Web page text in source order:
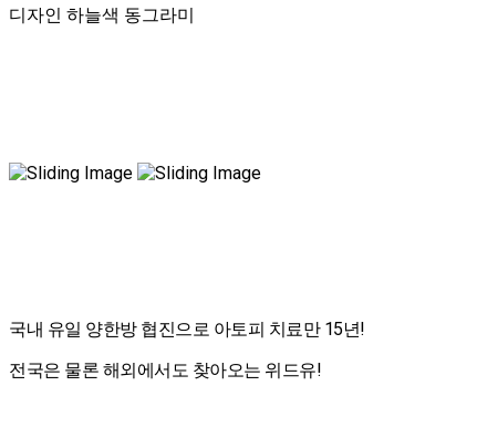
디자인 하늘색 동그라미
국내 유일 양한방 협진으로 아토피 치료만 15년!
전국은 물론 해외에서도 찾아오는 위드유!